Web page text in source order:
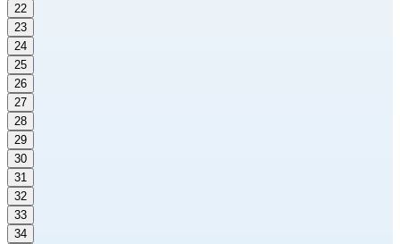
22
23
24
25
26
27
28
29
30
31
32
33
34